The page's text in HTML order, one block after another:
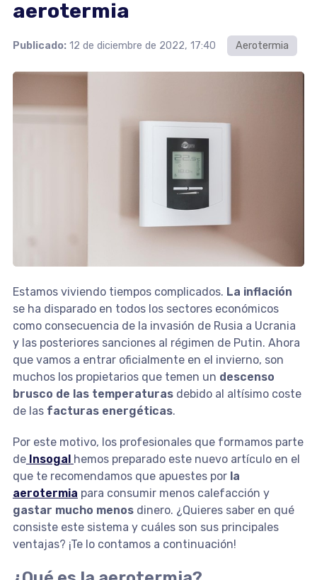
aerotermia
Publicado: 12 de diciembre de 2022, 17:40 Aerotermia
Estamos viviendo tiempos complicados. La inflación
se ha disparado en todos los sectores económicos
como consecuencia de la invasión de Rusia a Ucrania
y las posteriores sanciones al régimen de Putin. Ahora
que vamos a entrar oficialmente en el invierno, son
muchos los propietarios que temen un descenso
brusco de las temperaturasdebido al altísimo coste
de las facturas energéticas.
Por este motivo, los profesionales que formamos parte
deInsogal hemos preparado este nuevo artículo en el
que te recomendamos que apuestes porla
aerotermia para consumir menos calefacción y
gastar mucho menosdinero. ¿Quieres saber en qué
consiste este sistema y cuáles son sus principales
ventajas? ¡Te lo contamos a continuación!